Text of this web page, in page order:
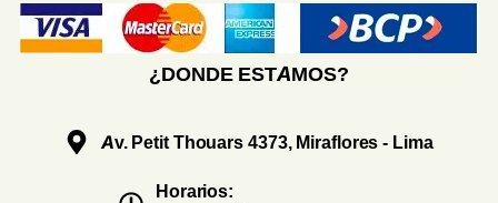
¿DONDE ESTAMOS?
Av. Petit Thouars 4373, Miraflores - Lima
Horarios: